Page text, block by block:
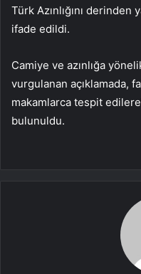
Türk Azınlığını derinden
ifade edildi.
Camiye ve azınlığa
vurgulanan açıklamada,
makamlarca tespit
bulunuldu.